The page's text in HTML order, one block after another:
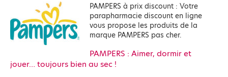
PAMPERS à prix discount : Votre
parapharmacie discount en ligne
vous propose les produits de la
marque PAMPERS pas cher.
PAMPERS : Aimer, dormir et
jouer… toujours bien au sec !